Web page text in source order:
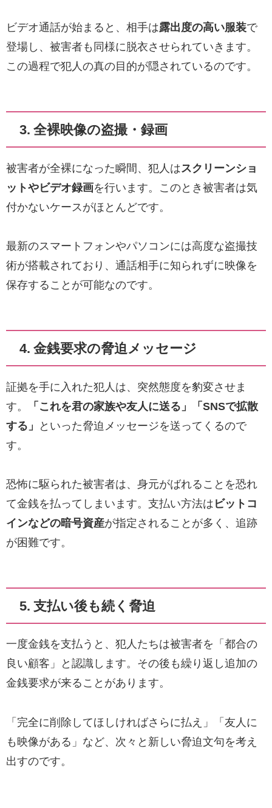
ビデオ通話が始まると、相手は露出度の高い服装で
登場し、被害者も同様に脱衣させられていきます。
この過程で犯人の真の目的が隠されているのです。
3. 全裸映像の盗撮・録画
被害者が全裸になった瞬間、犯人はスクリーンショ
ットやビデオ録画を行います。このとき被害者は気
付かないケースがほとんどです。
最新のスマートフォンやパソコンには高度な盗撮技
術が搭載されており、通話相手に知られずに映像を
保存することが可能なのです。
4. 金銭要求の脅迫メッセージ
証拠を手に入れた犯人は、突然態度を豹変させま
す。
「これを君の家族や友人に送る」「SNSで拡散
する」
といった脅迫メッセージを送ってくるので
す。
恐怖に駆られた被害者は、身元がばれることを恐れ
て金銭を払ってしまいます。支払い方法は ビットコ
インなどの暗号資産が指定されることが多く、追跡
が困難です。
5. 支払い後も続く脅迫
一度金銭を支払うと、犯人たちは被害者を「都合の
良い顧客」と認識します。その後も繰り返し追加の
金銭要求が来ることがあります。
「完全に削除してほしければさらに払え」「友人に
も映像がある」など、次々と新しい脅迫文句を考え
出すのです。